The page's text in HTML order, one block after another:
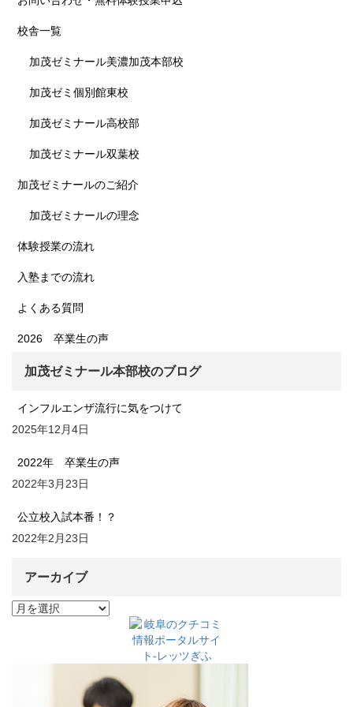
校舎一覧
加茂ゼミナール美濃加茂本部校
加茂ゼミ個別館東校
加茂ゼミナール高校部
加茂ゼミナール双葉校
加茂ゼミナールのご紹介
加茂ゼミナールの理念
体験授業の流れ
入塾までの流れ
よくある質問
2026 卒業生の声
加茂ゼミナール本部校のブログ
インフルエンザ流行に気をつけて
2025年12月4日
2022年 卒業生の声
2022年3月23日
公立校入試本番！？
2022年2月23日
アーカイブ
ア